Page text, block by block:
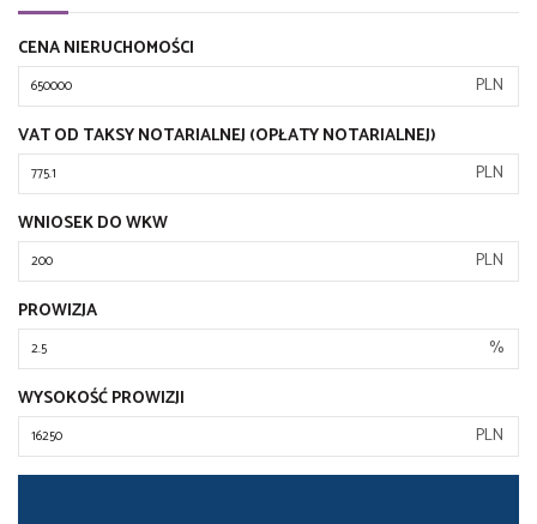
CENA NIERUCHOMOŚCI
PLN
VAT OD TAKSY NOTARIALNEJ (OPŁATY NOTARIALNEJ)
PLN
WNIOSEK DO WKW
PLN
PROWIZJA
%
WYSOKOŚĆ PROWIZJI
PLN